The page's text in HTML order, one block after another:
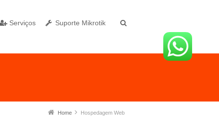
Serviços Suporte Mikrotik
Home Hospedagem Web